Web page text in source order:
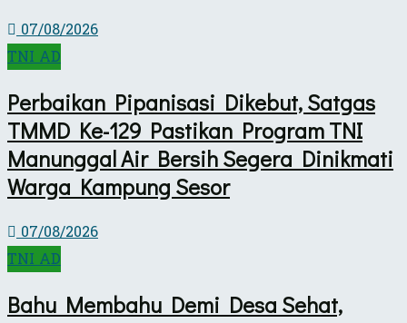
07/08/2026
TNI AD
Perbaikan Pipanisasi Dikebut, Satgas
TMMD Ke-129 Pastikan Program TNI
Manunggal Air Bersih Segera Dinikmati
Warga Kampung Sesor
07/08/2026
TNI AD
Bahu Membahu Demi Desa Sehat,